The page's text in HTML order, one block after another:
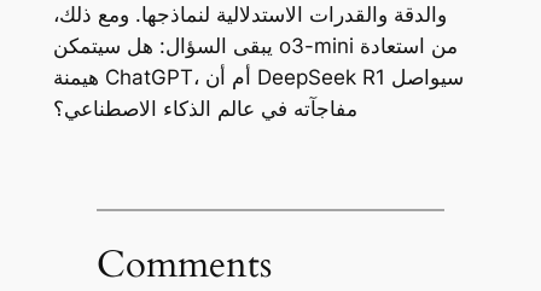
والدقة والقدرات الاستدلالية لنماذجها. ومع ذلك،
يبقى السؤال: هل سيتمكن o3-mini من استعادة
هيمنة ChatGPT، أم أن DeepSeek R1 سيواصل
مفاجآته في عالم الذكاء الاصطناعي؟
Comments